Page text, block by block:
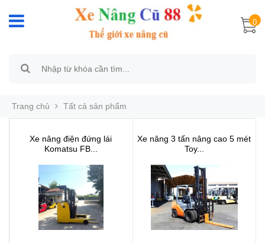
0
Trang chủ Tất cả sản phẩm
Xe nâng điện đứng lái
Komatsu FB...
Xe nâng 3 tấn nâng cao 5 mét
Toy...